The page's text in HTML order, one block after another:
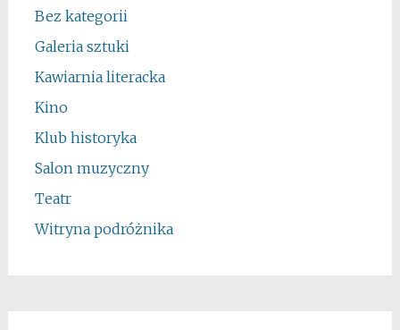
Bez kategorii
Galeria sztuki
Kawiarnia literacka
Kino
Klub historyka
Salon muzyczny
Teatr
Witryna podróżnika